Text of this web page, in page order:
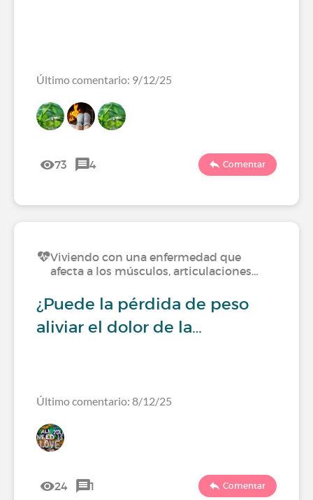
Último comentario: 9/12/25
73 4 Comentar
Viviendo con una enfermedad que
afecta a los músculos, articulaciones…
¿Puede la pérdida de peso
aliviar el dolor de la…
Último comentario: 8/12/25
24 1 Comentar